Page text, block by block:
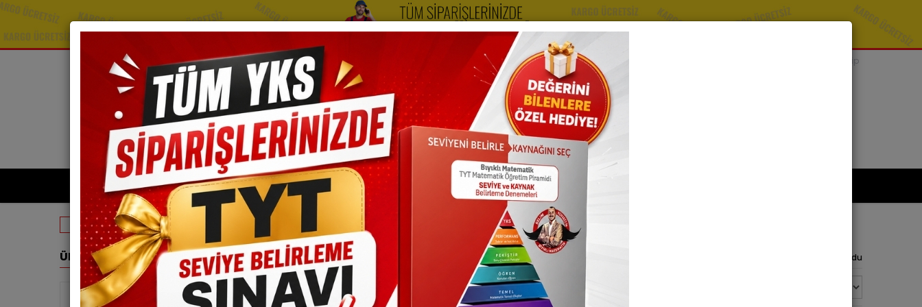
Sipariş Takip
TYT Kitapları Ayt Kitapları Kazandıran Setler Videolarımız
Tyt Matematik
ÜRÜN GRUPLARI
Tyt Matematik Deneme
TYT MATEMATIK DENEME 1 ürün bulundu
Stoktakiler